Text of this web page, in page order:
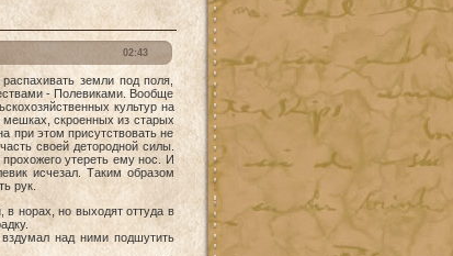
02:43
земли под поля,
- Полевиками. Вообще
культур на
скроенных из старых
этом присутствовать не
своей детородной силы.
утереть ему нос. И
исчезал. Таким образом
рук.
в норах, но выходят оттуда в
над ними подшутить